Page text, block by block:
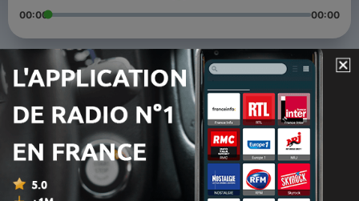
00:00 00:00
Épisodes
38 - Imaginer la texture d’un nuage... ou d’un
marshmallow géant | Méditation guidée
06 mars 2025
37 -
Un rendez-vous avec soi-même : doux, calme, et
sans questions pièges | Méditation guidée